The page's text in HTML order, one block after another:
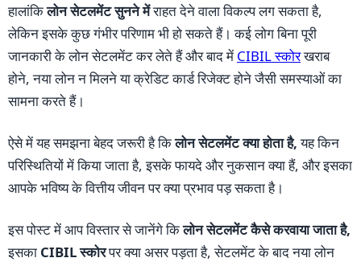
हालांकिलोन सेटलमेंट सुनने मेंराहत देने वाला विकल्प लग सकता है,
लेकिन इसके कुछ गंभीर परिणाम भी हो सकते हैं। कई लोग बिना पूरी
जानकारी के लोन सेटलमेंट कर लेते हैं और बाद में CIBIL स्कोरखराब
होने, नया लोन न मिलने या क्रेडिट कार्ड रिजेक्ट होने जैसी समस्याओं का
सामना करते हैं।
ऐसे में यह समझना बेहद जरूरी है किलोन सेटलमेंट क्या होता है,यह किन
परिस्थितियों में किया जाता है, इसके फायदे और नुकसान क्या हैं, और इसका
आपके भविष्य के वित्तीय जीवन पर क्या प्रभाव पड़ सकता है।
इस पोस्ट में आप विस्तार से जानेंगे किलोन सेटलमेंट कैसे करवाया जाता है,
इसका CIBIL स्कोरपर क्या असर पड़ता है, सेटलमेंट के बाद नया लोन